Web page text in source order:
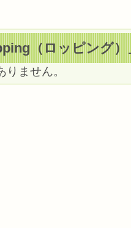
（ロッピング
ません。